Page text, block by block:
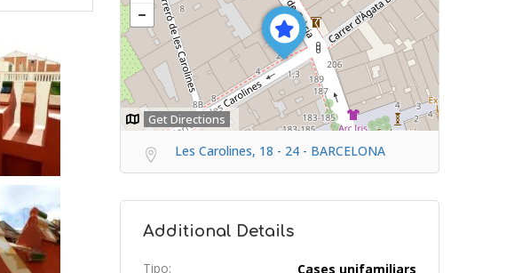
Get Directions
Les Carolines, 18 - 24 - BARCELONA
Additional Details
Tipo: Cases unifamiliars